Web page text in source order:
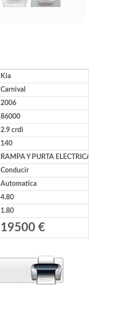
Kia
Carnival
2006
86000
2.9 crdi
140
RAMPA Y PURTA ELECTRICA
Conducir
Automatica
4.80
1.80
19500 €